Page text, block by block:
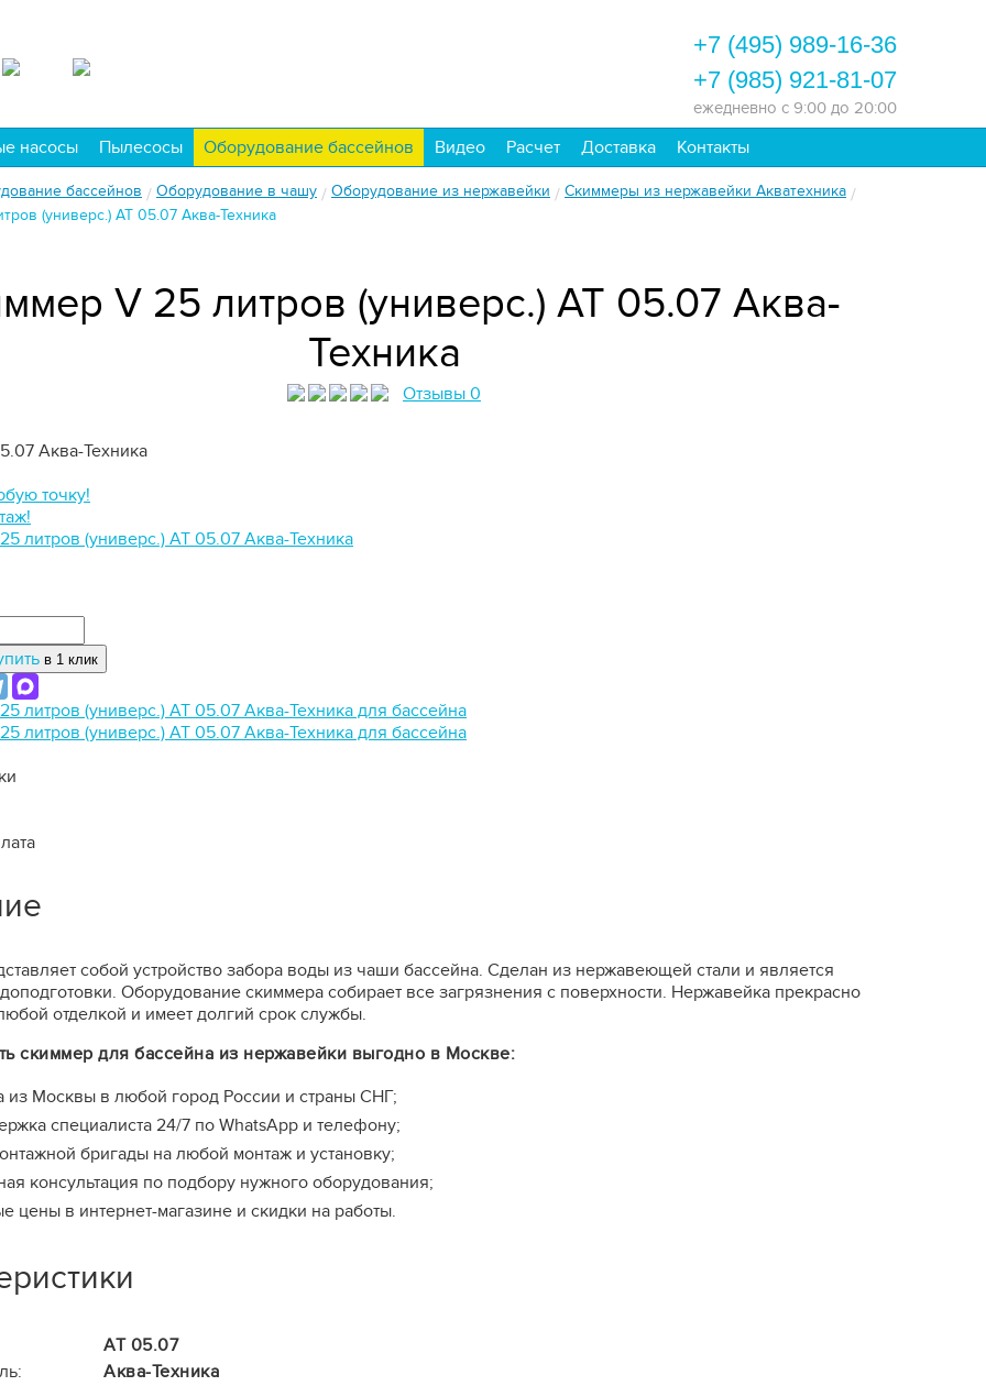
+7 (495) 989-16-36
+7 (985) 921-81-07
ежедневно с 9:00 до 20:00
насосы Пылесосы Оборудование бассейнов Видео Расчет Доставка Контакты
бассейнов / Оборудование в чашу / Оборудование из нержавейки / Скиммеры из нержавейки Акватехника /
(универс.) АТ 05.07 Аква-Техника
V 25 литров (универс.) АТ 05.07 Аква-
Техника
Отзывы 0
Аква-Техника
точку!
в 1 клик
собой устройство забора воды из чаши бассейна. Сделан из нержавеющей стали и является
Оборудование скиммера собирает все загрязнения с поверхности. Нержавейка прекрасно
отделкой и имеет долгий срок службы.
скиммер для бассейна из нержавейки выгодно в Москве:
из Москвы в любой город России и страны СНГ;
специалиста 24/7 по WhatsApp и телефону;
бригады на любой монтаж и установку;
консультация по подбору нужного оборудования;
цены в интернет-магазине и скидки на работы.
АТ 05.07
Аква-Техника